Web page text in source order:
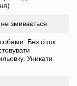
змивається.
Без сіток
Уникати